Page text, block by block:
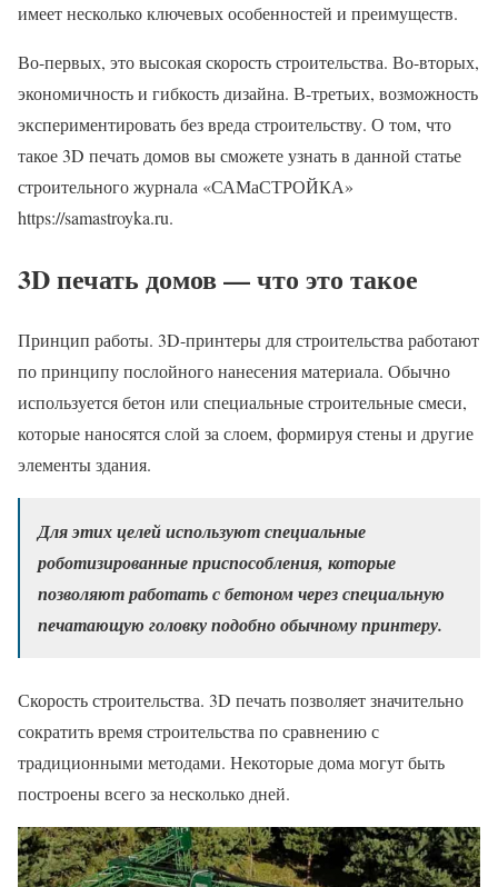
имеет несколько ключевых особенностей и преимуществ.
Во-первых, это высокая скорость строительства. Во-вторых,
экономичность и гибкость дизайна. В-третьих, возможность
экспериментировать без вреда строительству. О том, что
такое 3D печать домов вы сможете узнать в данной статье
строительного журнала «САМаСТРОЙКА»
https://samastroyka.ru.
3D печать домов — что это такое
Принцип работы. 3D-принтеры для строительства работают
по принципу послойного нанесения материала. Обычно
используется бетон или специальные строительные смеси,
которые наносятся слой за слоем, формируя стены и другие
элементы здания.
Для этих целей используют специальные
роботизированные приспособления, которые
позволяют работать с бетоном через специальную
печатающую головку подобно обычному принтеру.
Скорость строительства. 3D печать позволяет значительно
сократить время строительства по сравнению с
традиционными методами. Некоторые дома могут быть
построены всего за несколько дней.